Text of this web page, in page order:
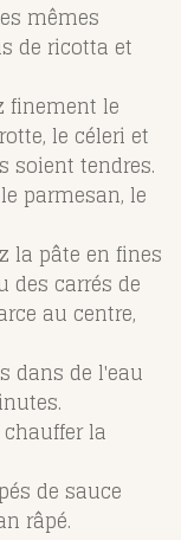
mêmes
de ricotta et
finement le
le céleri et
soient tendres.
parmesan, le
la pâte en fines
des carrés de
au centre,
dans de l'eau
la
de sauce
râpé.